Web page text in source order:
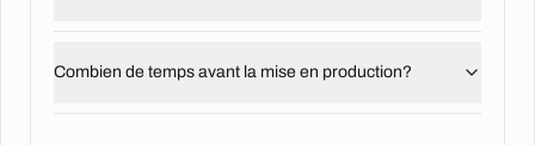
Combien de temps avant la mise en production?